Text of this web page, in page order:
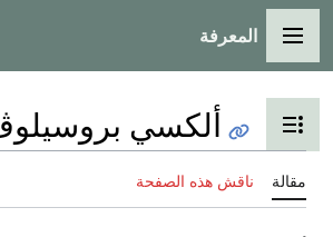
القائمة الرئيسية
المعرفة
تبديل عرض جدول المحتويات
ألكسي
مقالة ناقش هذه الصفحة